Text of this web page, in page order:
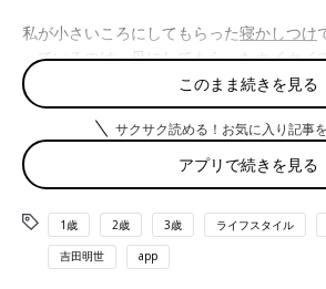
私が小さいころにしてもらった寝かしつけ
っているのは、母にしてもらったカイカイ
にしてもらったカイカイでした。
祖母の家に泊まりに行った際、日々の家事
サした祖母の指先がなんとも気持ちよくて
との寂しさを忘れることができるほどの効
カイカイは、寝る前の大好きな時間でした。
そんな私もいつの間にか成長し、1人で眠る
自分が昔カイカイしてもらっていたこと自
たのですが、ある日突然、娘に「ママ、カ
このまま続きを見る
サクサク読める！お気に入り記事
アプリで続きを見る
1歳 2歳 3歳 ライフスタイル
吉田明世 app